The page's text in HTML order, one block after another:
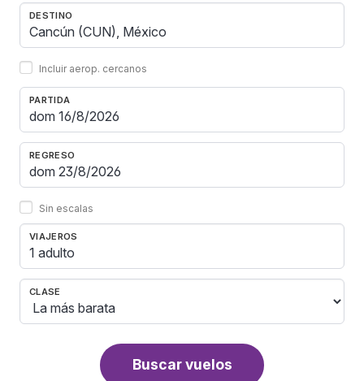
DESTINO
Incluir aerop. cercanos
PARTIDA
REGRESO
Sin escalas
VIAJEROS
1 adulto
CLASE
Buscar vuelos